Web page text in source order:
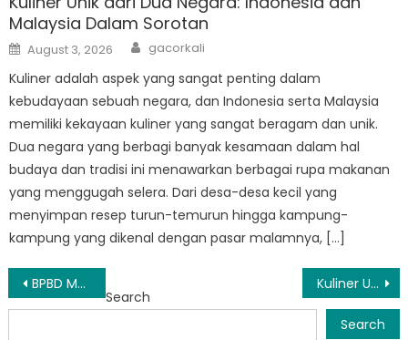
Malaysia Dalam Sorotan
Posted
on
August 3, 2026 Author
gacorkali
Kuliner adalah aspek yang sangat penting dalam
kebudayaan sebuah negara, dan Indonesia serta Malaysia
memiliki kekayaan kuliner yang sangat beragam dan unik.
Dua negara yang berbagi banyak kesamaan dalam hal
budaya dan tradisi ini menawarkan berbagai rupa makanan
yang menggugah selera. Dari desa-desa kecil yang
menyimpan resep turun-temurun hingga kampung-
kampung yang dikenal dengan pasar malamnya, […]
Post
navigation
BPBD Munjul: Melihat Lebih Dekat Strategi Penanggulangan Bencananya Kuliner Unik dari Dua Negara: Indonesia dan Malaysia Dalam Sorotan
Search
Search